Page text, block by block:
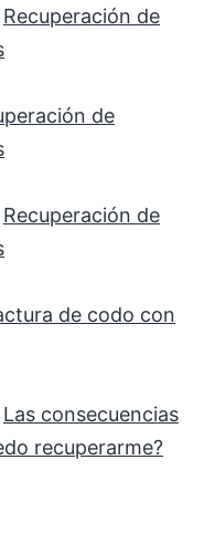
Recuperación de
de
Recuperación de
de codo con
Las consecuencias
recuperarme?